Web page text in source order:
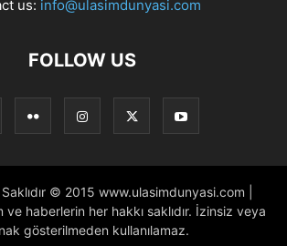
us: info@ulasimdunyasi.com
FOLLOW US
© 2015 www.ulasimdunyasi.com |
haberlerin her hakkı saklıdır. İzinsiz veya
gösterilmeden kullanılamaz.